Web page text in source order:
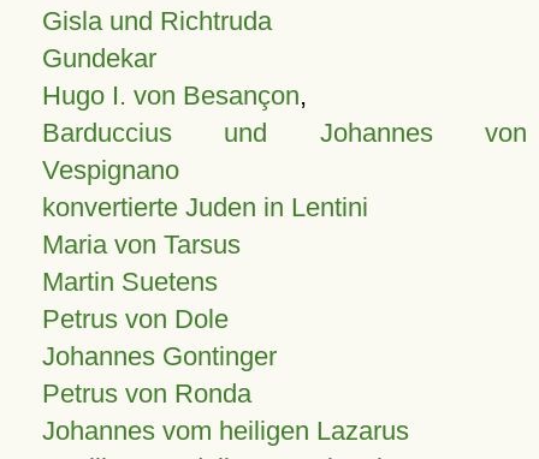
Gisla und Richtruda
Gundekar
Hugo I. von Besançon,
Barduccius und Johannes von
Vespignano
konvertierte Juden in Lentini
Maria von Tarsus
Martin Suetens
Petrus von Dole
Johannes Gontinger
Petrus von Ronda
Johannes vom heiligen Lazarus